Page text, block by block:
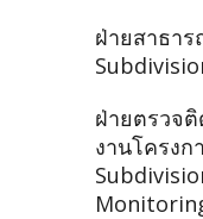
ฝ่ายสาธา
ฝ่ายตรวจ
งานโครงก